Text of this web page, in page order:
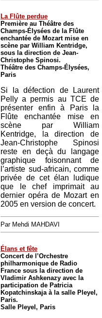
La Flûte perdue
Première au Théâtre des
Champs-Élysées de la Flûte
enchantée de Mozart mise en
scène par William Kentridge,
sous la direction de Jean-
Christophe Spinosi.
Théâtre des Champs-Élysées,
Paris
Si la défection de Laurent
Pelly a permis au TCE de
présenter enfin à Paris la
Flûte enchantée mise en
scène par William
Kentridge, la direction de
Jean-Christophe Spinosi
reste en deçà du langage
graphique foisonnant de
l’artiste sud-africain, comme
privée de cet élan ludique
que le chef imprimait au
dernier opéra de Mozart en
2005 en version de concert.
Par Mehdi MAHDAVI
Élans et fête
Concert de l’Orchestre
philharmonique de Radio
France sous la direction de
Vladimir Ashkenazy avec la
participation de Patricia
Kopatchinskaja à la salle Pleyel,
Paris.
Salle Pleyel, Paris